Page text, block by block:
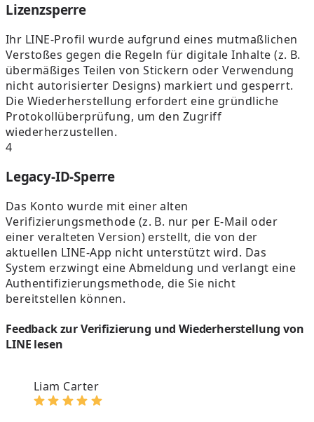
Lizenzsperre
Ihr LINE-Profil wurde aufgrund eines mutmaßlichen
Verstoßes gegen die Regeln für digitale Inhalte (z. B.
übermäßiges Teilen von Stickern oder Verwendung
nicht autorisierter Designs) markiert und gesperrt.
Die Wiederherstellung erfordert eine gründliche
Protokollüberprüfung, um den Zugriff
wiederherzustellen.
4
Legacy-ID-Sperre
Das Konto wurde mit einer alten
Verifizierungsmethode (z. B. nur per E-Mail oder
einer veralteten Version) erstellt, die von der
aktuellen LINE-App nicht unterstützt wird. Das
System erzwingt eine Abmeldung und verlangt eine
Authentifizierungsmethode, die Sie nicht
bereitstellen können.
Feedback zur Verifizierung und Wiederherstellung von
LINE lesen
Liam Carter